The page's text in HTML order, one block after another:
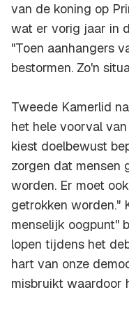
van de koning op
wat er vorig jaar in
"Toen aanhangers
bestormen. Zo'n
Tweede Kamerlid
het hele voorval
kiest doelbewust
zorgen dat mensen
worden. Er moet
getrokken worden."
menselijk oogpunt"
lopen tijdens het
hart van onze
misbruikt waardoor